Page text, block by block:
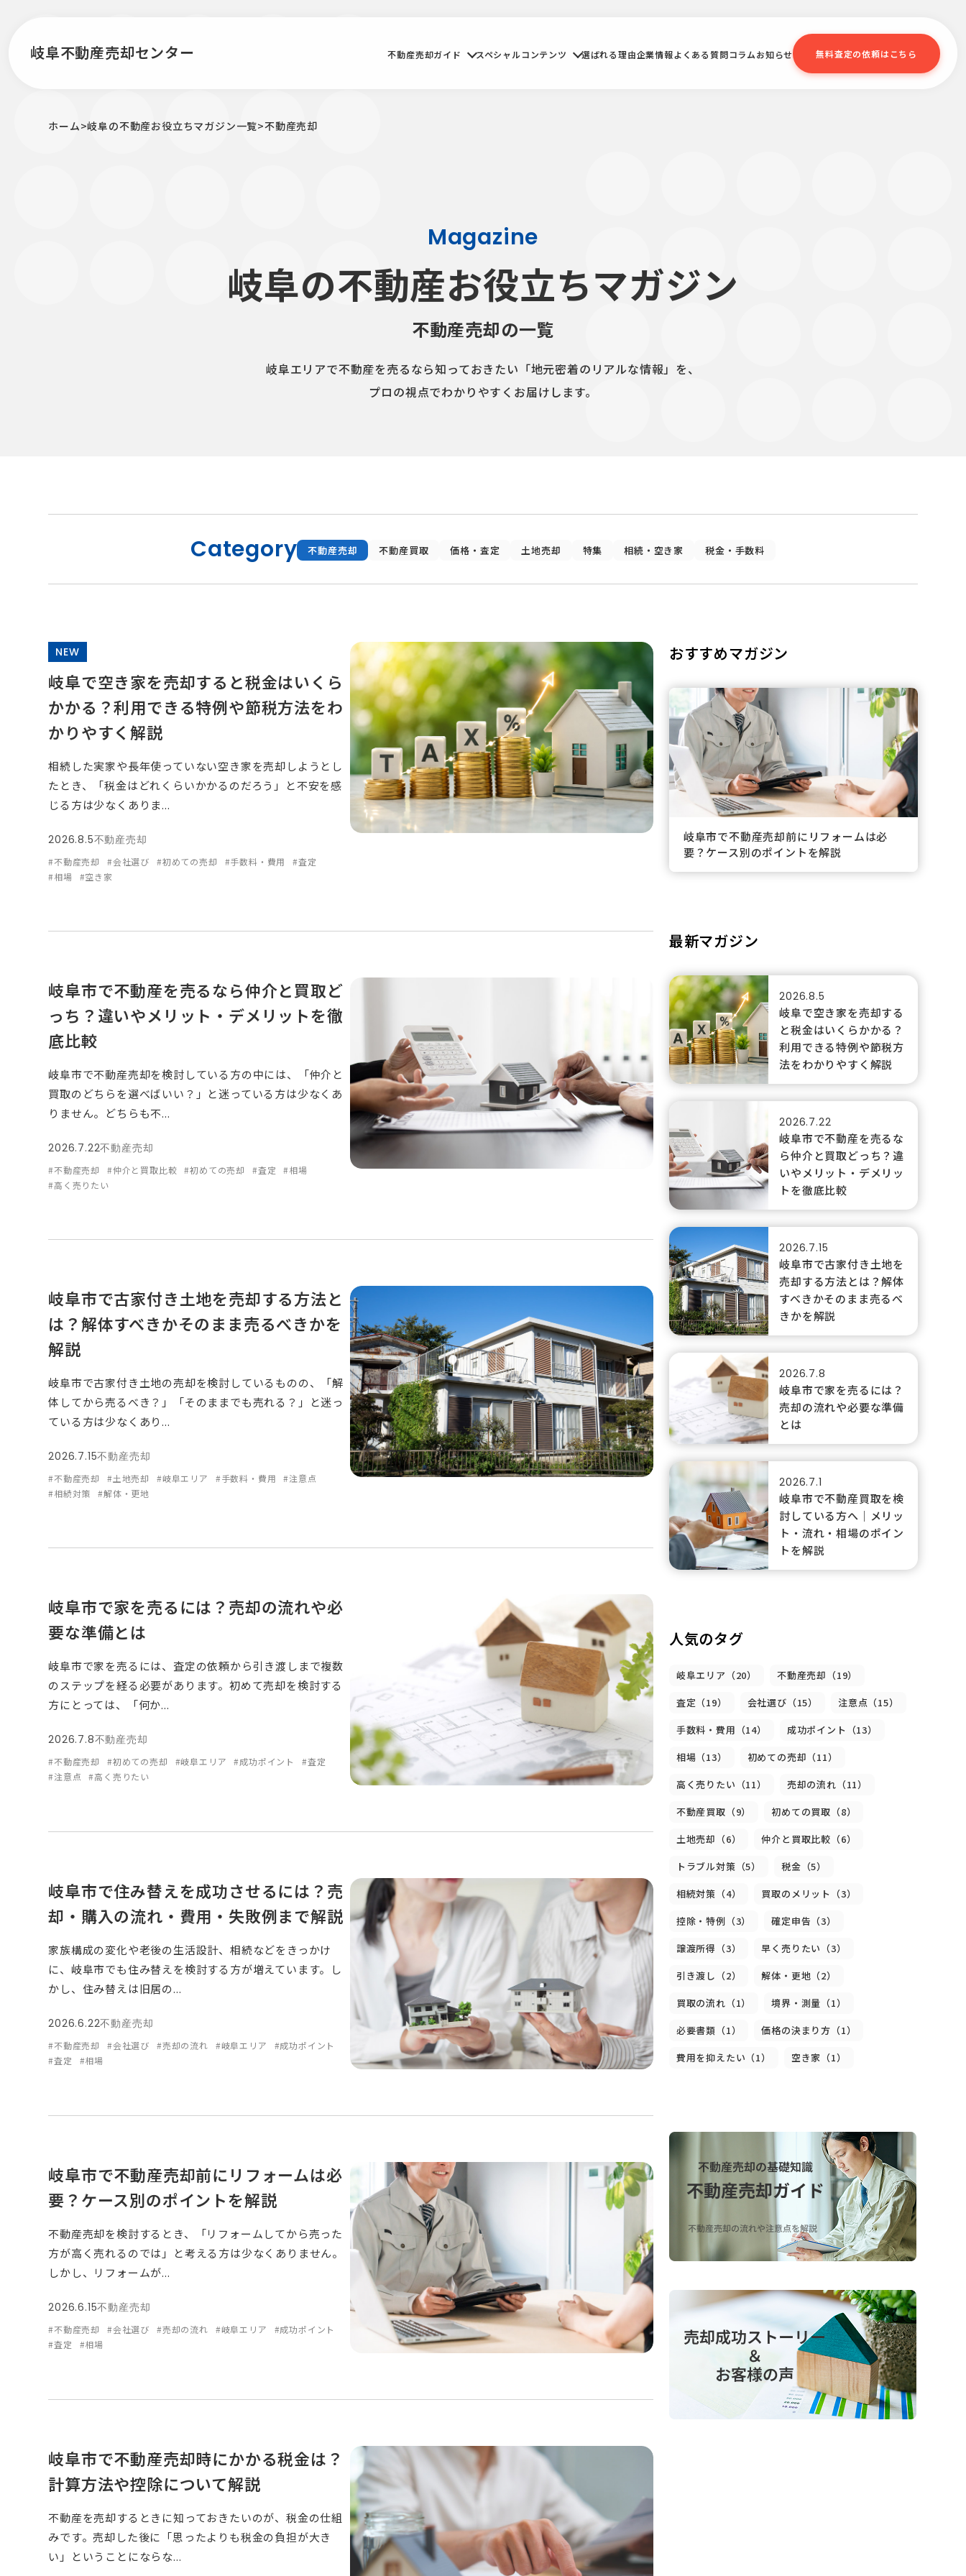
岐阜不動産売却センター 不動産売却ガイド スペシャルコンテンツ 選ばれる理由企業情報よくある質問コラムお知らせ 無料査定の依頼はこちら
ホーム>岐阜の不動産お役立ちマガジン一覧>不動産売却
Magazine
岐阜の不動産お役立ちマガジン
不動産売却の一覧
岐阜エリアで不動産を売るなら知っておきたい「地元密着のリアルな情報」を、
プロの視点でわかりやすくお届けします。
Category 不動産売却 不動産買取 価格・査定 土地売却 特集 相続・空き家 税金・手数料
NEW
岐阜で空き家を売却すると税金はいくら
かかる？利用できる特例や節税方法をわ
かりやすく解説
相続した実家や長年使っていない空き家を売却しようとし
たとき、「税金はどれくらいかかるのだろう」と不安を感
じる方は少なくありま...
2026.8.5不動産売却
#不動産売却 #会社選び #初めての売却 #手数料・費用
#査定
#相場
#空き家
岐阜市で不動産を売るなら仲介と買取ど
っち？違いやメリット・デメリットを徹
底比較
岐阜市で不動産売却を検討している方の中には、「仲介と
買取のどちらを選べばいい？」と迷っている方は少なくあ
りません。どちらも不...
2026.7.22不動産売却
#不動産売却 #仲介と買取比較 #初めての売却 #査定
#相場
#高く売りたい
岐阜市で古家付き土地を売却する方法と
は？解体すべきかそのまま売るべきかを
解説
岐阜市で古家付き土地の売却を検討しているものの、「解
体してから売るべき？」「そのままでも売れる？」と迷っ
ている方は少なくあり...
2026.7.15不動産売却
#不動産売却 #土地売却 #岐阜エリア #手数料・費用
#注意点
#相続対策
#解体・更地
岐阜市で家を売るには？売却の流れや必
要な準備とは
岐阜市で家を売るには、査定の依頼から引き渡しまで複数
のステップを経る必要があります。初めて売却を検討する
方にとっては、「何か...
2026.7.8不動産売却
#不動産売却 #初めての売却 #岐阜エリア #成功ポイント
#査定
#注意点
#高く売りたい
岐阜市で住み替えを成功させるには？売
却・購入の流れ・費用・失敗例まで解説
家族構成の変化や老後の生活設計、相続などをきっかけ
に、岐阜市でも住み替えを検討する方が増えています。し
かし、住み替えは旧居の...
2026.6.22不動産売却
#不動産売却 #会社選び #売却の流れ #岐阜エリア
#成功ポイント
#査定
#相場
岐阜市で不動産売却前にリフォームは必
要？ケース別のポイントを解説
不動産売却を検討するとき、「リフォームしてから売った
方が高く売れるのでは」と考える方は少なくありません。
しかし、リフォームが...
2026.6.15不動産売却
#不動産売却 #会社選び #売却の流れ #岐阜エリア
#成功ポイント
#査定
#相場
岐阜市で不動産売却時にかかる税金は？
計算方法や控除について解説
不動産を売却するときに知っておきたいのが、税金の仕組
みです。売却した後に「思ったよりも税金の負担が大き
い」ということにならな...
おすすめマガジン
岐阜市で不動産売却前にリフォームは必
要？ケース別のポイントを解説
最新マガジン
2026.8.5
岐阜で空き家を売却する
と税金はいくらかかる？
利用できる特例や節税方
法をわかりやすく解説
2026.7.22
岐阜市で不動産を売るな
ら仲介と買取どっち？違
いやメリット・デメリッ
トを徹底比較
2026.7.15
岐阜市で古家付き土地を
売却する方法とは？解体
すべきかそのまま売るべ
きかを解説
2026.7.8
岐阜市で家を売るには？
売却の流れや必要な準備
とは
2026.7.1
岐阜市で不動産買取を検
討している方へ｜メリッ
ト・流れ・相場のポイン
トを解説
人気のタグ
岐阜エリア（20）
不動産売却（19）
査定（19）
会社選び（15）
注意点（15）
手数料・費用（14）
成功ポイント（13）
相場（13）
初めての売却（11）
高く売りたい（11）
売却の流れ（11）
不動産買取（9）
初めての買取（8）
土地売却（6）
仲介と買取比較（6）
トラブル対策（5）
税金（5）
相続対策（4）
買取のメリット（3）
控除・特例（3）
確定申告（3）
譲渡所得（3）
早く売りたい（3）
引き渡し（2）
解体・更地（2）
買取の流れ（1）
境界・測量（1）
必要書類（1）
価格の決まり方（1）
費用を抑えたい（1）
空き家（1）